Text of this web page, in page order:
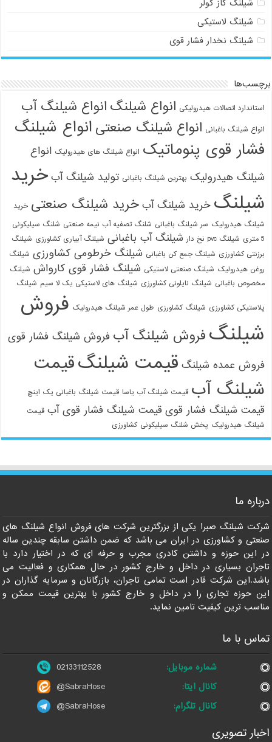
شیلنگ گاز کولر
شیلنگ لاستیکی
شیلنگ نخدار فشار قوی
برچسب‌ها
استاندارد اتصالات هیدرولیکی انواع شیلنگ انواع شیلنگ آب
انواع شیلنگ باغبانی انواع شیلنگ صنعتی انواع شیلنگ
فشار قوی پنوماتیک انواع شیلنگ های هیدرولیک انواع
شیلنگ هیدرولیک بهترین شیلنگ باغبانی تولید شیلنگ آب خرید
شیلنگ خرید شیلنگ آب خرید شیلنگ صنعتی خرید
شیلنگ هیدرولیک سر شیلنگ باغبانی شلنگ تصفیه آب نیمه صنعتی شلنگ سیلیکونی
5 متری
شیلنگ pvc نخ دار شیلنگ آب باغبانی شیلنگ آبیاری کشاورزی شیلنگ
برزنتی کشاورزی شیلنگ جمع کن باغبانی شیلنگ خرطومی کشاورزی شیلنگ
روغن هیدرولیک شیلنگ صنعتی لاستیکی شیلنگ فشار قوی کارواش شیلنگ
مخصوص باغبانی شیلنگ نایلونی کشاورزی شیلنگ های لاستیکی یک لا سیم شیلنگ
پلاستیکی کشاورزی شیلنگ کشاورزی طول عمر شیلنگ هیدرولیک فروش
شیلنگ فروش شیلنگ آب فروش شیلنگ فشار قوی
فروش عمده شیلنگ قیمت شیلنگقیمت
شیلنگ آب قیمت شیلنگ آب یاسا قیمت شیلنگ باغبانی یک اینچ
قیمت شیلنگ فشار قوی قیمت شیلنگ فشار قوی آب قیمت
شیلنگ هیدرولیک پخش شلنگ سیلیکونی کشاورزی
درباره ما
شرکت شیلنگ صبرا یکی از بزرگترین شرکت های فروش انواع شیلنگ های
صنعتی و کشاورزی در ایران می باشد که ضمن داشتن سابقه چندین ساله
در این حوزه و داشتن کادری مجرب و حرفه ای که در اختیار دارد با
تاجران بسیاری در داخل و خارج کشور در حال همکاری و فعالیت می
باشد.این شرکت قادر است تمامی تاجران، بازرگانان و سرمایه گذاران در
این حوزه تجاری را در داخل و خارج کشور با بهترین قیمت ممکن و
مناسب ترین کیفیت تامین نماید.
تماس با ما
شماره موبایل:
02133112528
کانال ایتا:
@SabraHose
کانال تلگرام:
@SabraHose
اخبار تصویری
021-33112528